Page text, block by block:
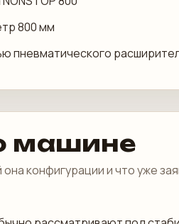
800 мм
пневматического
машине
она конфигурации и что уже